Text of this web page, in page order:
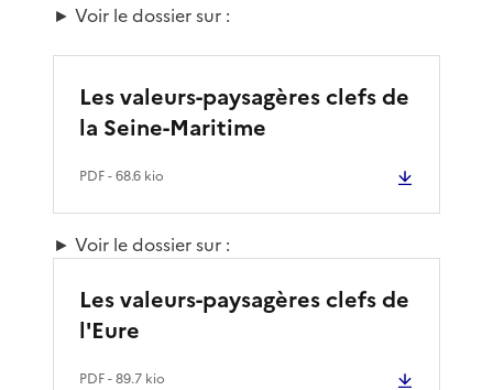
► Voir le dossier sur :
Les valeurs-paysagères clefs de
la Seine-Maritime
PDF- 68.6 kio
► Voir le dossier sur :
Les valeurs-paysagères clefs de
l'Eure
PDF- 89.7 kio